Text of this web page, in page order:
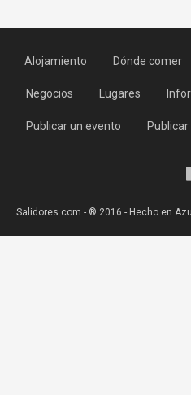
Alojamiento Dónde comer
Negocios Lugares
Publicar un evento
Salidores.com - ® 2016 - Hecho en